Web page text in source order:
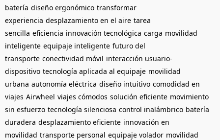
batería diseño ergonómico transformar
experiencia desplazamiento en el aire tarea
sencilla eficiencia innovación tecnológica carga movilidad
inteligente equipaje inteligente futuro del
transporte conectividad móvil interacción usuario-
dispositivo tecnología aplicada al equipaje movilidad
urbana autonomía eléctrica diseño intuitivo comodidad en
viajes Airwheel viajes cómodos solución eficiente movimiento
sin esfuerzo tecnología silenciosa control inalámbrico batería
duradera desplazamiento eficiente innovación en
movilidad transporte personal equipaje volador movilidad